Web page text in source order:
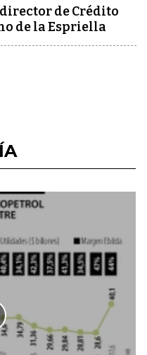
de Crédito
de la Espriella